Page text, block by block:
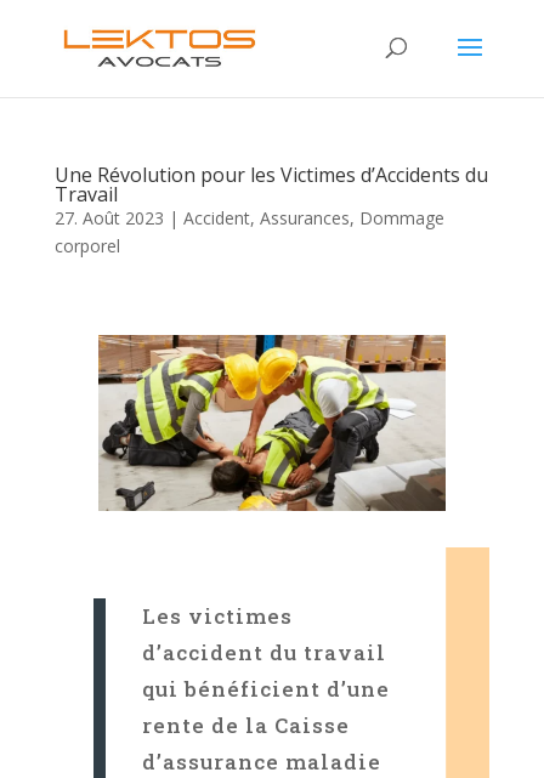
Une Révolution pour les Victimes d’Accidents du
Travail
27. Août 2023 | Accident, Assurances, Dommage
corporel
Les victimes
d’accident du travail
qui bénéficient d’une
rente de la Caisse
d’assurance maladie